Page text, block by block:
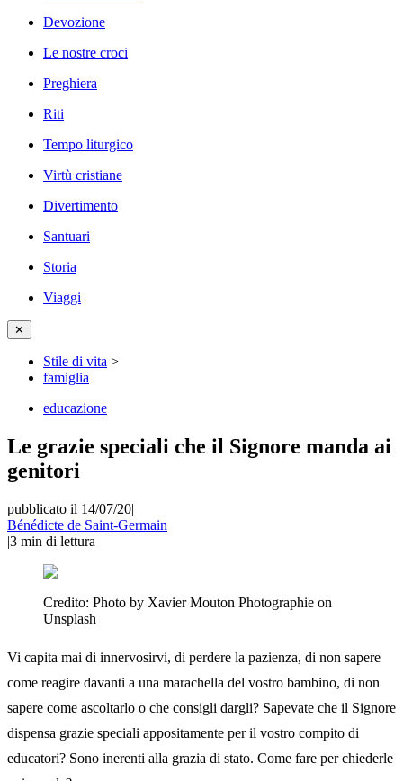
Devozione
Le nostre croci
Preghiera
Riti
Tempo liturgico
Virtù cristiane
Divertimento
Santuari
Storia
Viaggi
✕
Stile di vita >
famiglia
educazione
Le grazie speciali che il Signore manda ai
genitori
pubblicato il 14/07/20|
Bénédicte de Saint-Germain
|3 min di lettura
Credito: Photo by Xavier Mouton Photographie on
Unsplash
Vi capita mai di innervosirvi, di perdere la pazienza, di non sapere
come reagire davanti a una marachella del vostro bambino, di non
sapere come ascoltarlo o che consigli dargli? Sapevate che il Signore
dispensa grazie speciali appositamente per il vostro compito di
educatori? Sono inerenti alla grazia di stato. Come fare per chiederle